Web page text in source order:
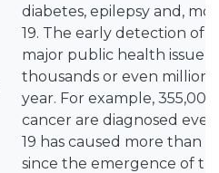
diabetes, epilepsy and,
19. The early detection of
major public health issue
thousands or even
year. For example,
cancer are diagnosed
19 has caused more than
since the emergence of